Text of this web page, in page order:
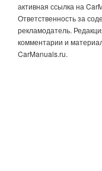
активная ссылка на
Ответственность за
рекламодатель.
комментарии и
CarManuals.ru.